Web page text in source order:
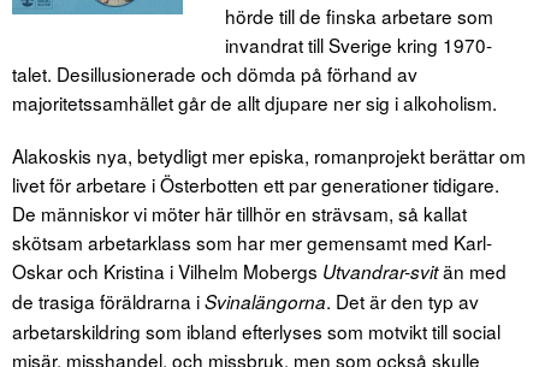
hörde till de finska arbetare som
invandrat till Sverige kring 1970-
talet. Desillusionerade och dömda på förhand av
majoritetssamhället går de allt djupare ner sig i alkoholism.
Alakoskis nya, betydligt mer episka, romanprojekt berättar om
livet för arbetare i Österbotten ett par generationer tidigare.
De människor vi möter här tillhör en strävsam, så kallat
skötsam arbetarklass som har mer gemensamt med Karl-
Oskar och Kristina i Vilhelm Mobergs Utvandrar-svitän med
de trasiga föräldrarna iSvinalängorna. Det är den typ av
arbetarskildring som ibland efterlyses som motvikt till social
misär, misshandel, och missbruk, men som också skulle